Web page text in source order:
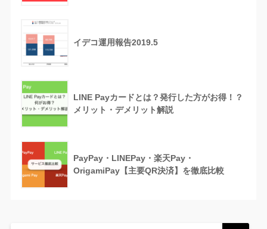
イデコ運用報告2019.5
LINE Payカードとは？発行した方がお得！？
メリット・デメリット解説
PayPay・LINEPay・楽天Pay・
OrigamiPay【主要QR決済】を徹底比較